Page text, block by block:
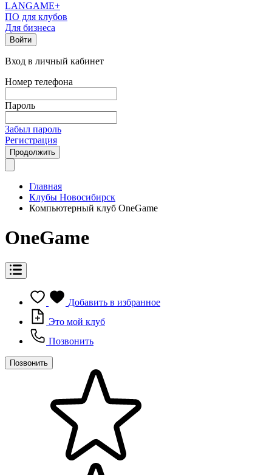
LANGAME+
ПО для клубов
Для бизнеса
Войти
Вход в личный кабинет
Номер телефона
Пароль
Забыл пароль
Регистрация
Продолжить
Главная
Клубы Новосибирск
Компьютерный клуб OneGame
OneGame
Добавить в избранное
Это мой клуб
Позвонить
Позвонить